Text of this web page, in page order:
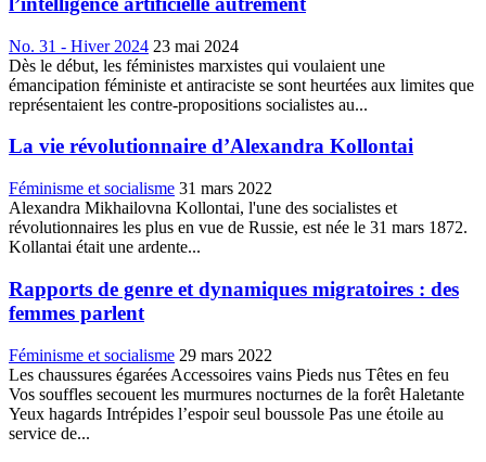
No. 31 - Hiver 2024 23 mai 2024
Dès le début, les féministes marxistes qui voulaient une
émancipation féministe et antiraciste se sont heurtées aux limites que
représentaient les contre-propositions socialistes au...
La vie révolutionnaire d’Alexandra Kollontai
Féminisme et socialisme 31 mars 2022
Alexandra Mikhailovna Kollontai, l'une des socialistes et
révolutionnaires les plus en vue de Russie, est née le 31 mars 1872.
Kollantai était une ardente...
Rapports de genre et dynamiques migratoires : des
femmes parlent
Féminisme et socialisme 29 mars 2022
Les chaussures égarées Accessoires vains Pieds nus Têtes en feu
Vos souffles secouent les murmures nocturnes de la forêt Haletante
Yeux hagards Intrépides l’espoir seul boussole Pas une étoile au
service de...